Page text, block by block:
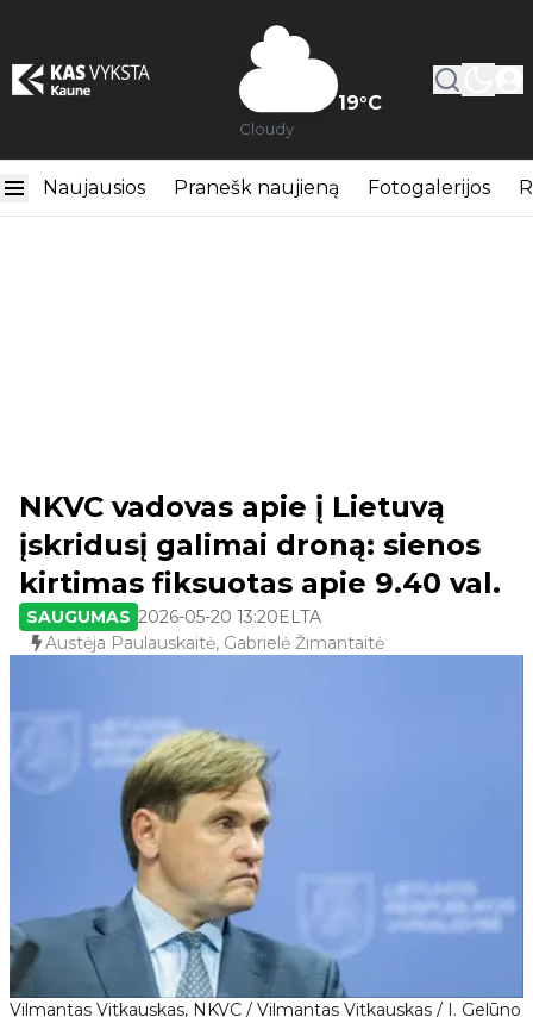
19°C
Cloudy
Naujausios Pranešk naujieną Fotogalerijos
Vilmantas Vitkauskas, NKVC / Vilmantas Vitkauskas / I. Gelūno
NKVC vadovas apie į Lietuvą
įskridusį galimai droną: sienos
kirtimas fiksuotas apie 9.40 val.
SAUGUMAS 2026-05-20 13:20ELTA
Austėja Paulauskaitė, Gabrielė Žimantaitė